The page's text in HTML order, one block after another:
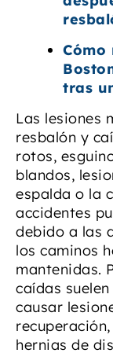
Cómo
tras
Las lesiones
resbalón y
rotos,
blandos,
espalda o la
accidentes
debido a las
los caminos
mantenidas.
caídas
causar
hernias de